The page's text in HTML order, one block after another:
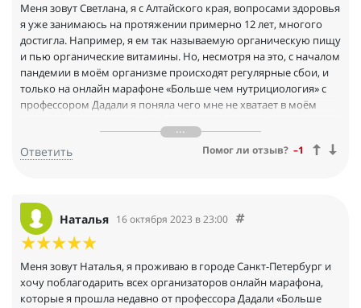
Меня зовут Светлана, я с Алтайского края, вопросами здоровья
я уже занимаюсь на протяжении примерно 12 лет, многого
достигла. Например, я ем так называемую органическую пищу
и пью органические витамины. Но, несмотря на это, с началом
пандемии в моём организме происходят регулярные сбои, и
только на онлайн марафоне «Больше чем нутрициология» с
профессором Дадали я поняла чего мне не хватает в моём
иммунных клеток, которую дают трансфер-факторы,
обеспечивая как раз вот эту взаимосвязь между иммунными
распределить их самостоятельно не мог. Теперь с трансфер-
факторами я надеюсь улучшить своё состояние здоровья до
желаемых результатов.
Ответить Помог ли отзыв? –1
Наталья 16 октября 2023 в 23:00
Меня зовут Наталья, я проживаю в городе Санкт-Петербург и
хочу поблагодарить всех организаторов онлайн марафона,
которые я прошла недавно от профессора Дадали «Больше